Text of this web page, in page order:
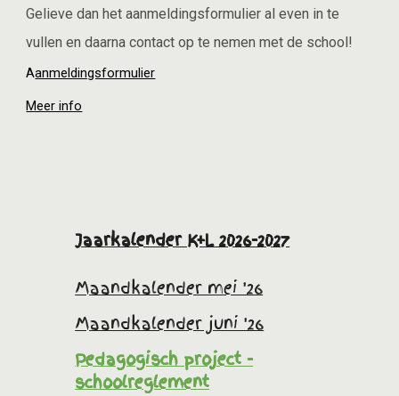
Gelieve dan het aanmeldingsformulier al even in te
vullen en daarna contact op te nemen met de school!
Aanmeldingsformulier
Meer info
Jaarkalender K+L 2026-2027
Maandkalender mei '26
Maandkalender juni '26
Pedagogisch project -
schoolreglement